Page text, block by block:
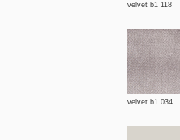
velvet b1 118
velvet b1 034